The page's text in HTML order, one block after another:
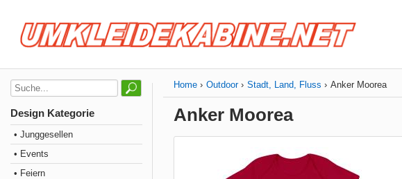
Design Kategorie
• Junggesellen
• Events
• Feiern
Home Outdoor Stadt, Land, Fluss Anker Moorea
Anker Moorea